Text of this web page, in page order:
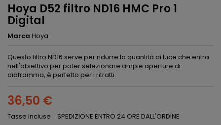
Hoya D52 filtro ND16 HMC Pro 1
Digital
Marca Hoya
Questo filtro ND16 serve per ridurre la quantità di luce che entra
nell'obiettivo per poter selezionare ampie aperture di
diaframma, è perfetto per i ritratti.
36,50 €
Tasse incluse SPEDIZIONE ENTRO 24 ORE DALL'ORDINE